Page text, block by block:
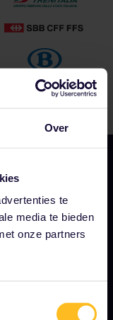
Over
te
media te bieden
onze partners